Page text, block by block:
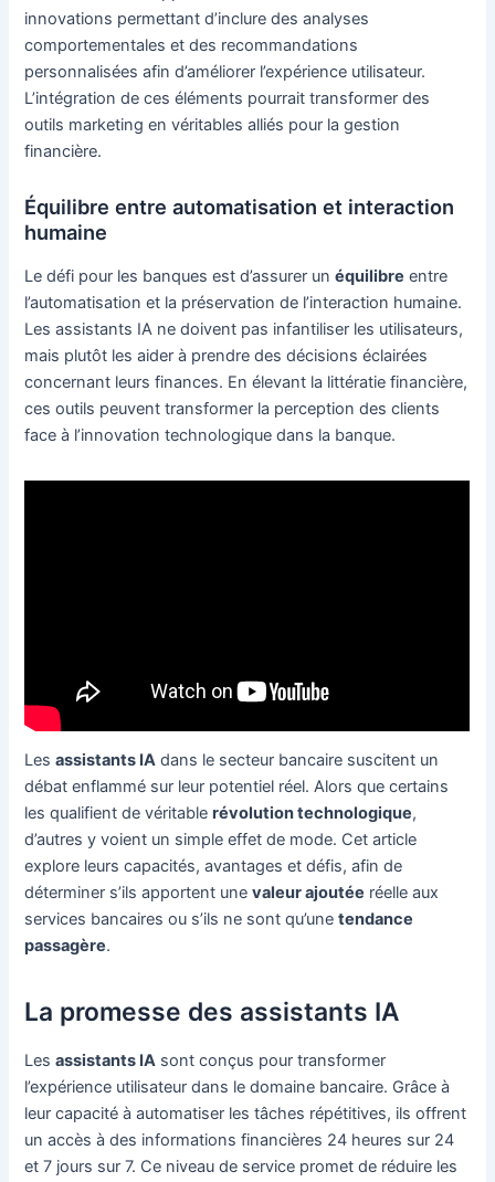
innovations permettant d’inclure des analyses
comportementales et des recommandations
personnalisées afin d’améliorer l’expérience utilisateur.
L’intégration de ces éléments pourrait transformer des
outils marketing en véritables alliés pour la gestion
financière.
Équilibre entre automatisation et interaction
humaine
Le défi pour les banques est d’assurer unéquilibre entre
l’automatisation et la préservation de l’interaction humaine.
Les assistants IA ne doivent pas infantiliser les utilisateurs,
mais plutôt les aider à prendre des décisions éclairées
concernant leurs finances. En élevant la littératie financière,
ces outils peuvent transformer la perception des clients
face à l’innovation technologique dans la banque.
Lesassistants IA dans le secteur bancaire suscitent un
débat enflammé sur leur potentiel réel. Alors que certains
les qualifient de véritablerévolution technologique,
d’autres y voient un simple effet de mode. Cet article
explore leurs capacités, avantages et défis, afin de
déterminer s’ils apportent unevaleur ajoutée réelle aux
services bancaires ou s’ils ne sont qu’unetendance
passagère.
La promesse des assistants IA
Lesassistants IA sont conçus pour transformer
l’expérience utilisateur dans le domaine bancaire. Grâce à
leur capacité à automatiser les tâches répétitives, ils offrent
un accès à des informations financières 24 heures sur 24
et 7 jours sur 7. Ce niveau de service promet de réduire les